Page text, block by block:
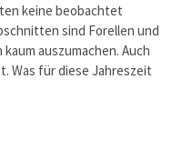
keine beobachtet
sind Forellen und
auszumachen. Auch
Was für diese Jahreszeit